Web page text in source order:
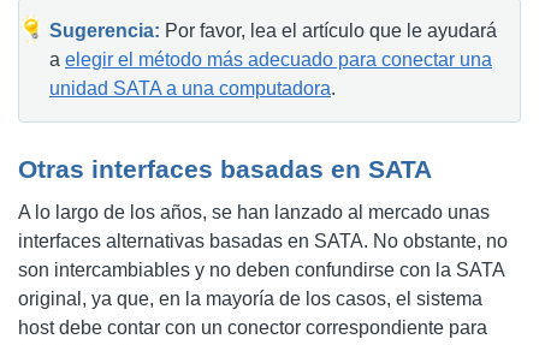
Sugerencia: Por favor, lea el artículo que le ayudará
a elegir el método más adecuado para conectar una
unidad SATA a una computadora.
Otras interfaces basadas en SATA
A lo largo de los años, se han lanzado al mercado unas
interfaces alternativas basadas en SATA. No obstante, no
son intercambiables y no deben confundirse con la SATA
original, ya que, en la mayoría de los casos, el sistema
host debe contar con un conector correspondiente para